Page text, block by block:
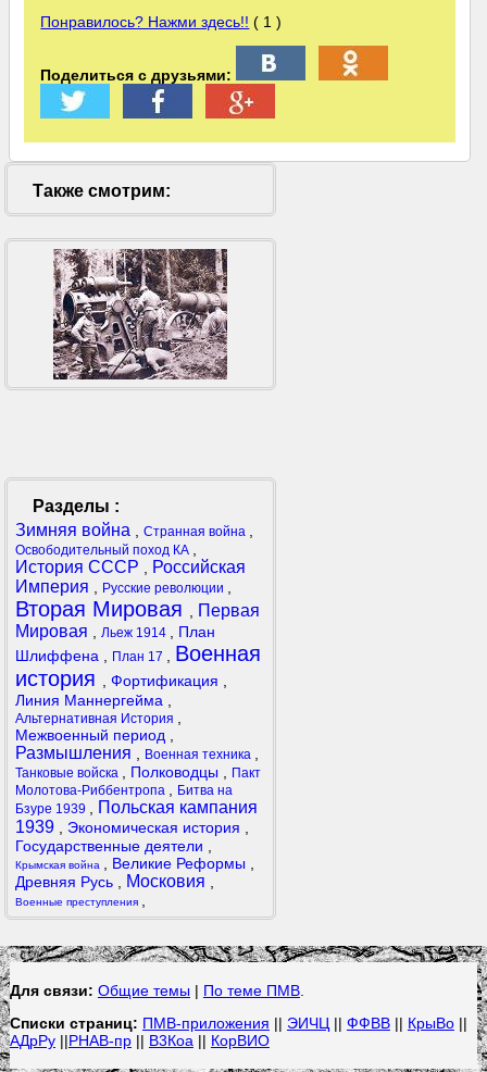
Понравилось? Нажми здесь!! ( 1 )
Поделиться с друзьями:
Также смотрим:
Разделы :
Зимняя война
Странная война
Освободительный поход КА
История СССР
Российская
Империя
Русские революции
Вторая Мировая
Первая
Мировая
Льеж 1914
План
Шлиффена
План 17
Военная
история
Фортификация
Линия Маннергейма
Альтернативная История
Межвоенный период
Размышления Военная техника
Танковые войска Полководцы
Пакт
Молотова-Риббентропа
Битва на
Бзуре 1939
Польская кампания
1939
Экономическая история
Государственные деятели
Крымская война Великие Реформы
Древняя Русь
Московия
Военные преступления
Для связи: Общие темы | По теме ПМВ.
Списки страниц: ПМВ-приложения || ЭИЧЦ || ФФВВ|| КрыВо||
АДрРу||РНАВ-пр|| В3Коа || КорВИО